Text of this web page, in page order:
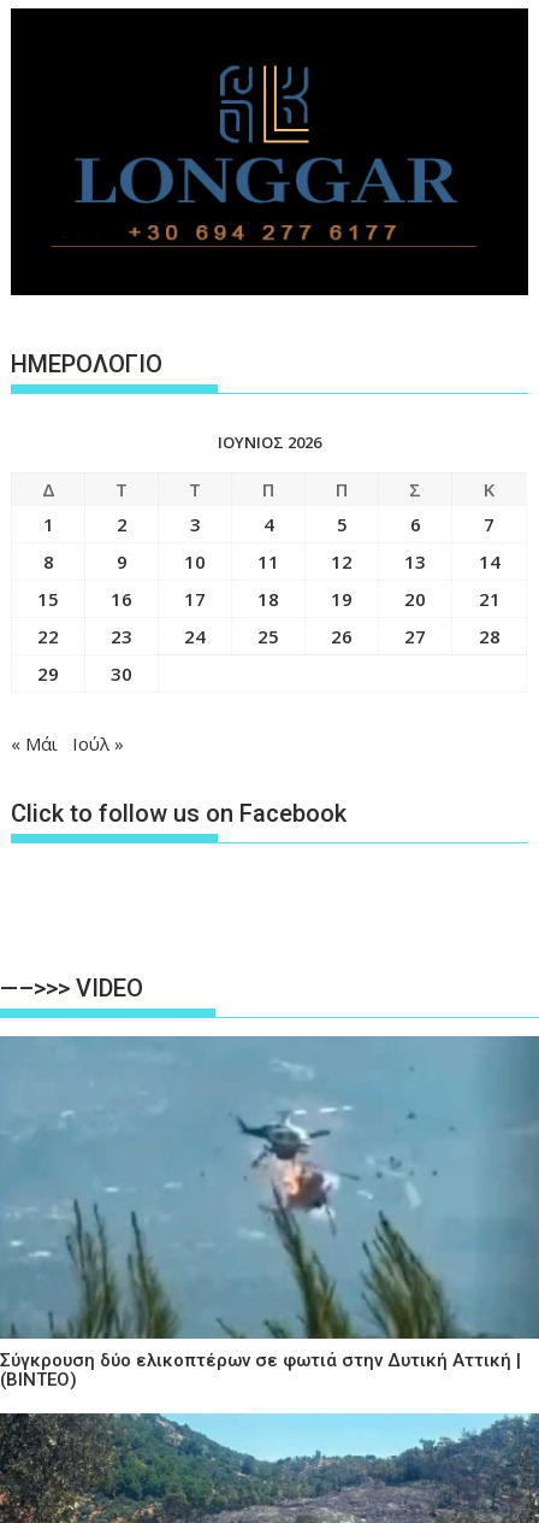
ΗΜΕΡΟΛΟΓΙΟ
ΙΟΎΝΙΟΣ 2026
Δ Τ Τ Π Π Σ
Κ
1
2 3 4 5 6
7
8
9 10 11 12 13
14
15
16 17 18 19 20
21
22
23 24 25 26 27
28
29
30
« Μάι Ιούλ »
Click to follow us on Facebook
—–>>> VIDEO
Σύγκρουση δύο ελικοπτέρων σε φωτιά στην Δυτική Αττική |
(ΒΙΝΤΕΟ)